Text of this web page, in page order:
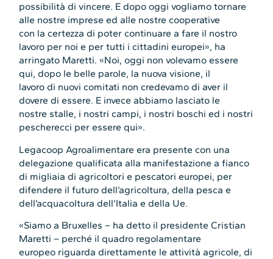
possibilità di vincere. E dopo oggi vogliamo tornare
alle nostre imprese ed alle nostre cooperative
con la certezza di poter continuare a fare il nostro
lavoro per noi e per tutti i cittadini europei», ha
arringato Maretti. «Noi, oggi non volevamo essere
qui, dopo le belle parole, la nuova visione, il
lavoro di nuovi comitati non credevamo di aver il
dovere di essere. E invece abbiamo lasciato le
nostre stalle, i nostri campi, i nostri boschi ed i nostri
pescherecci per essere qui».
Legacoop Agroalimentare era presente con una
delegazione qualificata alla manifestazione a fianco
di migliaia di agricoltori e pescatori europei, per
difendere il futuro dell’agricoltura, della pesca e
dell’acquacoltura dell’Italia e della Ue.
«Siamo a Bruxelles – ha detto il presidente Cristian
Maretti – perché il quadro regolamentare
europeo riguarda direttamente le attività agricole, di